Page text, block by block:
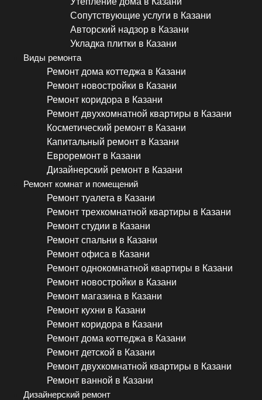
Сопутствующие услуги в Казани
Авторский надзор в Казани
Укладка плитки в Казани
Виды ремонта
Ремонт дома коттеджа в Казани
Ремонт новостройки в Казани
Ремонт коридора в Казани
Ремонт двухкомнатной квартиры в Казани
Косметический ремонт в Казани
Капитальный ремонт в Казани
Евроремонт в Казани
Дизайнерский ремонт в Казани
Ремонт комнат и помещений
Ремонт туалета в Казани
Ремонт трехкомнатной квартиры в Казани
Ремонт студии в Казани
Ремонт спальни в Казани
Ремонт офиса в Казани
Ремонт однокомнатной квартиры в Казани
Ремонт новостройки в Казани
Ремонт магазина в Казани
Ремонт кухни в Казани
Ремонт коридора в Казани
Ремонт дома коттеджа в Казани
Ремонт детской в Казани
Ремонт двухкомнатной квартиры в Казани
Ремонт ванной в Казани
Дизайнерский ремонт